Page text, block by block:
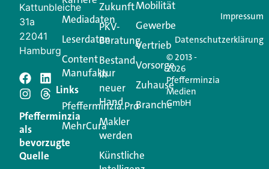
Jetzt anmelden
Schreiben Sie einen
Kommentar
Ihre E-Mail-Adresse wird nicht veröffentlicht.
Erforderliche Felder sind mit
Kattunbleiche
31a
22041
Hamburg
Pfefferminzia
als
bevorzugte
Quelle
Mediadaten
Leserdaten
Content
Manufaktur
Links
Pfefferminzia.Pro
MehrCura
Zukunft
PKV-
Beratung
Bestand
in
neuer
Hand
Makler
werden
Künstliche
Mobilität
Gewerbe
Vertrieb
Vorsorge
Zuhause
Branche
© 2013 -
2026
Pfefferminzia
Medien
GmbH
Impressum
Datenschutzerklärung